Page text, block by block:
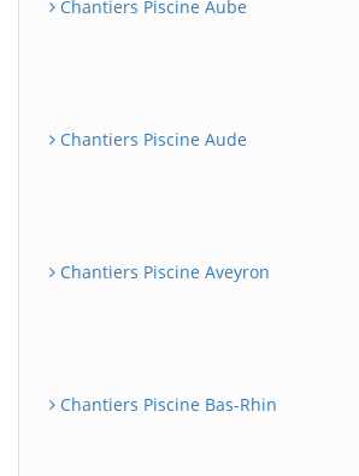
Chantiers Piscine Aube
Chantiers Piscine Aude
Chantiers Piscine Aveyron
Chantiers Piscine Bas-Rhin